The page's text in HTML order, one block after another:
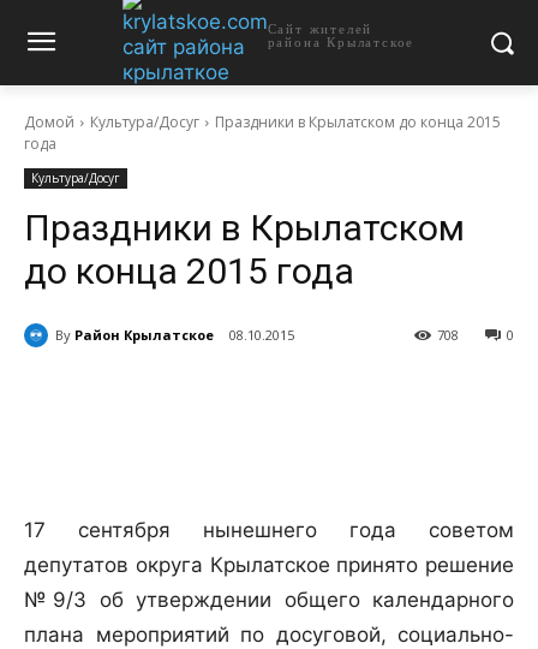
Сайт жителей
района Крылатское
Домой Культура/Досуг
Праздники в Крылатском до конца 2015
года
Культура/Досуг
Праздники в Крылатском
до конца 2015 года
By Район Крылатское 08.10.2015 0
708
17 сентября нынешнего года советом
депутатов округа Крылатское принято решение
№9/3 об утверждении общего календарного
плана мероприятий по досуговой, социально-